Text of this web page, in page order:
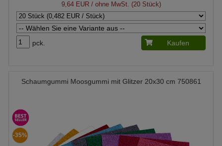
9,64 EUR/ ohne MwSt. (20 Stück)
pck. Kaufen
Schaumgummi Moosgummi mit Glitzer 20x30 cm 750861
-35%